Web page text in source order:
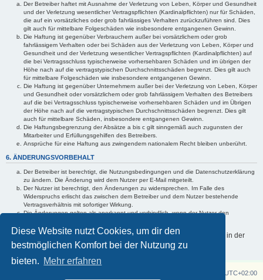
Diese Website nutzt Cookies, um dir den
bestmöglichen Komfort bei der Nutzung zu
bieten. Mehr erfahren
Der Betreiber haftet mit Ausnahme der Verletzung von Leben, Körper und Gesundheit
und der Verletzung wesentlicher Vertragspflichten (Kardinalpflichten) nur für Schäden,
die auf ein vorsätzliches oder grob fahrlässiges Verhalten zurückzuführen sind. Dies
gilt auch für mittelbare Folgeschäden wie insbesondere entgangenen Gewinn.
Die Haftung ist gegenüber Verbrauchern außer bei vorsätzlichem oder grob
fahrlässigem Verhalten oder bei Schäden aus der Verletzung von Leben, Körper und
Gesundheit und der Verletzung wesentlicher Vertragspflichten (Kardinalpflichten) auf
die bei Vertragsschluss typischerweise vorhersehbaren Schäden und im übrigen der
Höhe nach auf die vertragstypischen Durchschnittsschäden begrenzt. Dies gilt auch
für mittelbare Folgeschäden wie insbesondere entgangenen Gewinn.
Die Haftung ist gegenüber Unternehmern außer bei der Verletzung von Leben, Körper
und Gesundheit oder vorsätzlichem oder grob fahrlässigem Verhalten des Betreibers
auf die bei Vertragsschluss typischerweise vorhersehbaren Schäden und im Übrigen
der Höhe nach auf die vertragstypischen Durchschnittsschäden begrenzt. Dies gilt
auch für mittelbare Schäden, insbesondere entgangenen Gewinn.
Die Haftungsbegrenzung der Absätze a bis c gilt sinngemäß auch zugunsten der
Mitarbeiter und Erfüllungsgehilfen des Betreibers.
Ansprüche für eine Haftung aus zwingendem nationalem Recht bleiben unberührt.
6. ÄNDERUNGSVORBEHALT
Der Betreiber ist berechtigt, die Nutzungsbedingungen und die Datenschutzerklärung
zu ändern. Die Änderung wird dem Nutzer per E-Mail mitgeteilt.
Der Nutzer ist berechtigt, den Änderungen zu widersprechen. Im Falle des
Widerspruchs erlischt das zwischen dem Betreiber und dem Nutzer bestehende
Vertragsverhältnis mit sofortiger Wirkung.
Die Änderungen gelten als anerkannt und verbindlich, wenn der Nutzer den
Informationen über den Umgang mit deinen persönlichen Daten sind in der
Datenschutzerklärung enthalten.
UTC+02:00